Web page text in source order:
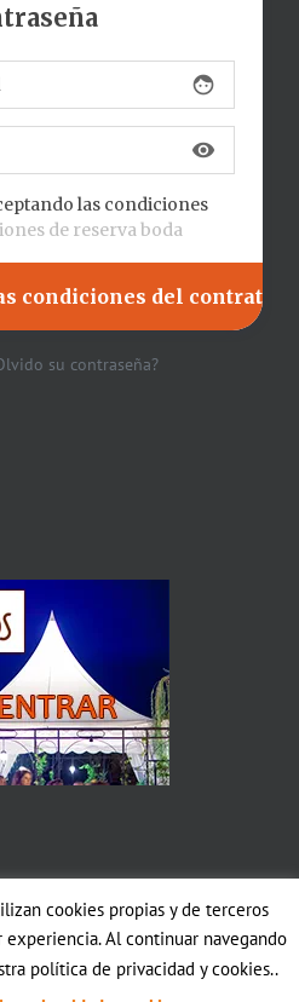
face
visibility
las condiciones
de reserva boda
su contraseña?
Fusion
cookies propias y de terceros
Al continuar navegando
política de privacidad y cookies..